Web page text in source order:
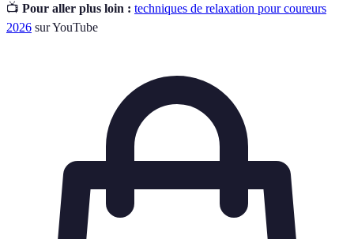
📺 Pour aller plus loin : techniques de relaxation pour coureurs
2026 sur YouTube